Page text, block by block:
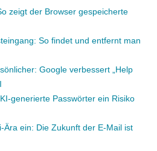
zeigt der Browser gespeicherte
So findet und entfernt man
Google verbessert „Help
generierte Passwörter ein Risiko
Ära ein: Die Zukunft der E-Mail ist